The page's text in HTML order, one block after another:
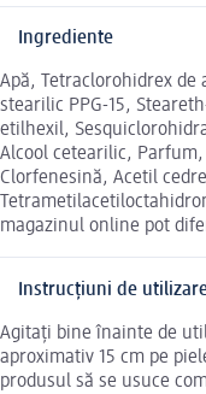
Ingrediente
Apă, Tetraclorohidrex de
stearilic PPG-15,
etilhexil,
Alcool cetearilic,
Clorfenesină, Acetil
magazinul online pot
Instrucțiuni de
Agitați bine înainte de
aproximativ 15 cm pe
produsul să se usuce